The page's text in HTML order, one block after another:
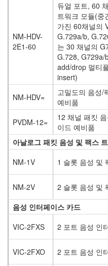
NM-HDV-
2E1-60
듀얼 포트, 60
트워크 모듈(중
가진 60채널의
G.729a/b,
는 30 채널의
G.728, G729a/
add/drop 멀티
insert)
NM-HDV=
고밀도의 음성/
예비품
PVDM-12=
12 채널 패킷
이드 예비품
아날로그 패킷 음성 및 팩스
NM-1V
1 슬롯 음성 및
NM-2V
2 슬롯 음성 및
음성 인터페이스 카드
VIC-2FXS
2 포트 음성 인
VIC-2FXO
2 포트 음성 인